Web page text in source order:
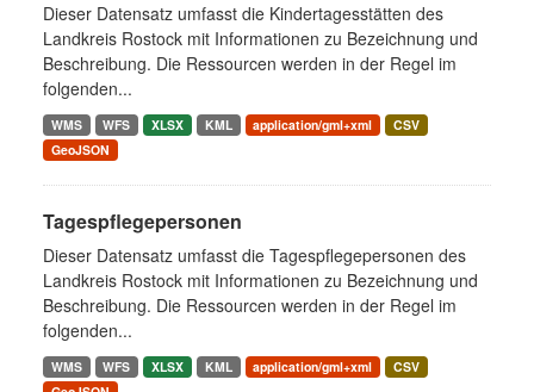
Dieser Datensatz umfasst die Kindertagesstätten des
Landkreis Rostock mit Informationen zu Bezeichnung und
Beschreibung. Die Ressourcen werden in der Regel im
folgenden...
WMS WFS XLSX KML application/gml+xml
CSV
GeoJSON
Tagespflegepersonen
Dieser Datensatz umfasst die Tagespflegepersonen des
Landkreis Rostock mit Informationen zu Bezeichnung und
Beschreibung. Die Ressourcen werden in der Regel im
folgenden...
WMS WFS XLSX KML application/gml+xml
CSV